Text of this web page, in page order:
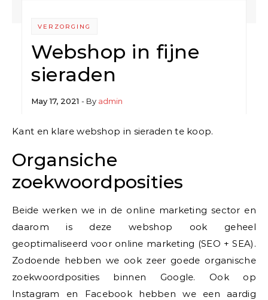
VERZORGING
Webshop in fijne
sieraden
May 17, 2021 - By admin
Kant en klare webshop in sieraden te koop.
Organsiche
zoekwoordposities
Beide werken we in de online marketing sector en
daarom is deze webshop ook geheel
geoptimaliseerd voor online marketing (SEO + SEA).
Zodoende hebben we ook zeer goede organische
zoekwoordposities binnen Google. Ook op
Instagram en Facebook hebben we een aardig